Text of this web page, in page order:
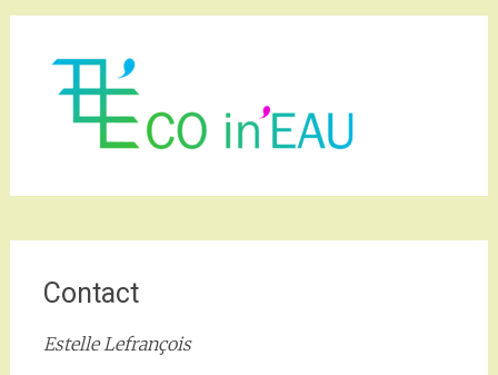
Contact
Estelle Lefrançois